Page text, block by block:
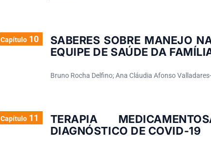
Capítulo10
SABERES SOBRE MANEJO
EQUIPE DE SAÚDE DA
Bruno Rocha Delfino; Ana Cláudia Afonso
Capítulo11
TERAPIA
DIAGNÓSTICO DE COVID-19